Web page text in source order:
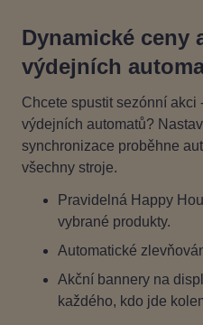
Dynamické ceny
výdejních
Chcete spustit sezónní akci
výdejních automatů?
synchronizace proběhne
všechny stroje.
Pravidelná Happy
vybrané produkty.
Automatické
Akční bannery na
každého, kdo jde